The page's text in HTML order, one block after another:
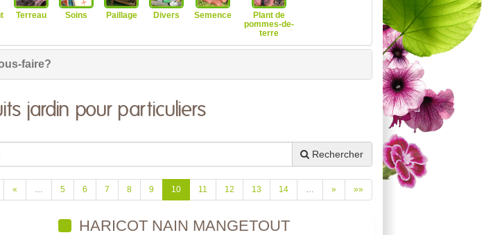
Terreau Soins Paillage Divers Semence
Plant de
pommes-de-
terre
faire?
jardin pour particuliers
Rechercher
« … 5 6 7 8 9 10 11 12 13 14 … » »»
HARICOT NAIN MANGETOUT